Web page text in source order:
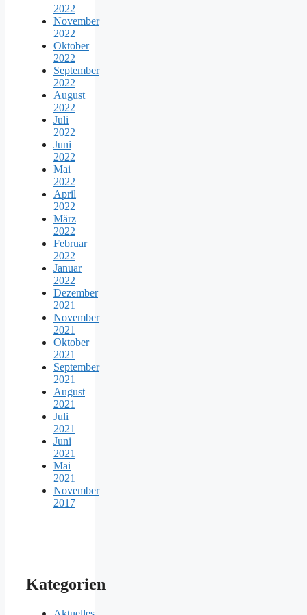
2022
November
2022
Oktober
2022
September
2022
August
2022
Juli
2022
Juni
2022
Mai
2022
April
2022
März
2022
Februar
2022
Januar
2022
Dezember
2021
November
2021
Oktober
2021
September
2021
August
2021
Juli
2021
Juni
2021
Mai
2021
November
2017
Kategorien